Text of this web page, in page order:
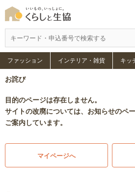
ファッション インテリア・雑貨 キッ
お詫び
目的のページは存在しません。
サイトの改廃については、お知らせのペ
ご案内しています。
マイページへ